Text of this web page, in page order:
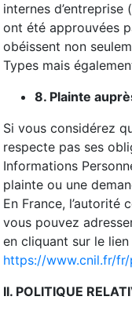
internes d’entreprise
ont été approuvées
obéissent non
Types mais
8. Plainte
Si vous considérez
respecte pas ses
Informations
plainte ou une
En France, l’autorité
vous pouvez
en cliquant sur le
https://www.cnil.fr/
II. POLITIQUE